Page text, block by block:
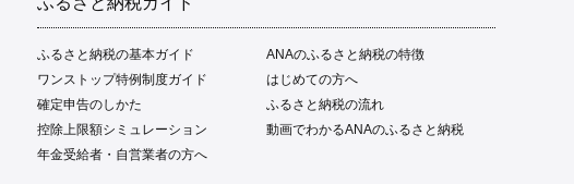
ふるさと納税の基本ガイド
ANAのふるさと納税の特徴
ワンストップ特例制度ガイド
はじめての方へ
確定申告のしかた
ふるさと納税の流れ
控除上限額シミュレーション
動画でわかるANAのふるさと納税
年金受給者・自営業者の方へ